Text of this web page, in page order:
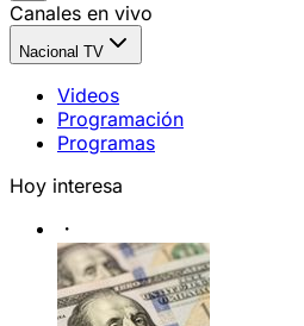
Canales en vivo
Nacional TV
Videos
Programación
Programas
Hoy interesa